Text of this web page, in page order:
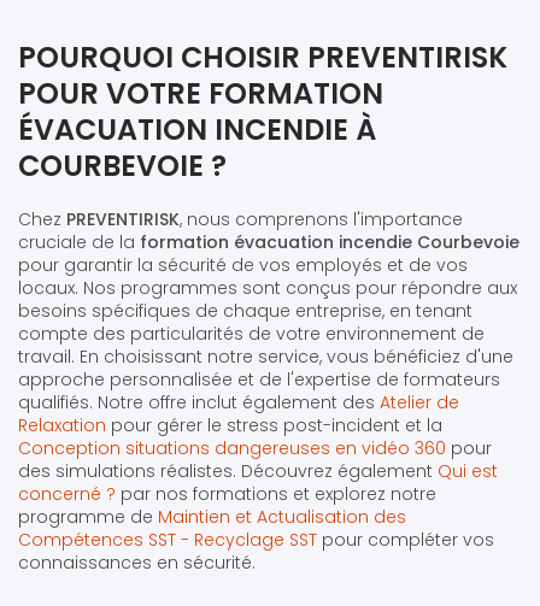
POURQUOI CHOISIR PREVENTIRISK
POUR VOTRE FORMATION
ÉVACUATION INCENDIE À
COURBEVOIE ?
Chez PREVENTIRISK, nous comprenons l'importance
cruciale de la formation évacuation incendie Courbevoie
pour garantir la sécurité de vos employés et de vos
locaux. Nos programmes sont conçus pour répondre aux
besoins spécifiques de chaque entreprise, en tenant
compte des particularités de votre environnement de
travail. En choisissant notre service, vous bénéficiez d'une
approche personnalisée et de l'expertise de formateurs
qualifiés. Notre offre inclut également des Atelier de
Relaxation pour gérer le stress post-incident et la
Conception situations dangereuses en vidéo 360 pour
des simulations réalistes. Découvrez également Qui est
concerné ? par nos formations et explorez notre
programme de Maintien et Actualisation des
Compétences SST - Recyclage SST pour compléter vos
connaissances en sécurité.